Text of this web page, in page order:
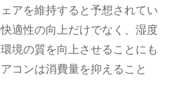
アを維持すると予想されてい
適性の向上だけでなく、湿度
境の質を向上させることにも
コンは消費量を抑えること